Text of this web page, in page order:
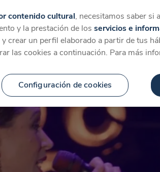
Temáticas Categorías Favoritos
contenido cultural, necesitamos saber si
y la prestación de los servicios e
y crear un perfil elaborado a partir de tus
las cookies a continuación. Para más
Configuración de cookies